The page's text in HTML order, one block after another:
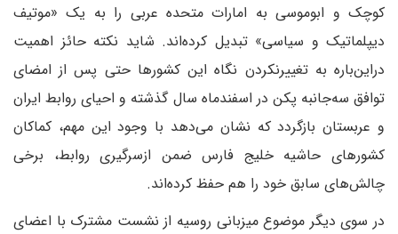
کوچک و ابوموسی به امارات متحده عربی را به یک «موتیف
دیپلماتیک و سیاسی» تبدیل کرده‌اند. شاید نکته حائز اهمیت
دراین‌باره به تغییرنکردن نگاه این کشورها حتی پس از امضای
توافق سه‌جانبه پکن در اسفندماه سال گذشته و احیای روابط ایران
و عربستان بازگردد که نشان می‌دهد با وجود این مهم، کماکان
کشورهای حاشیه خلیج فارس ضمن ازسرگیری روابط، برخی
چالش‌های سابق خود را هم حفظ کرده‌اند.
در سوی دیگر موضوع میزبانی روسیه از نشست مشترک با اعضای